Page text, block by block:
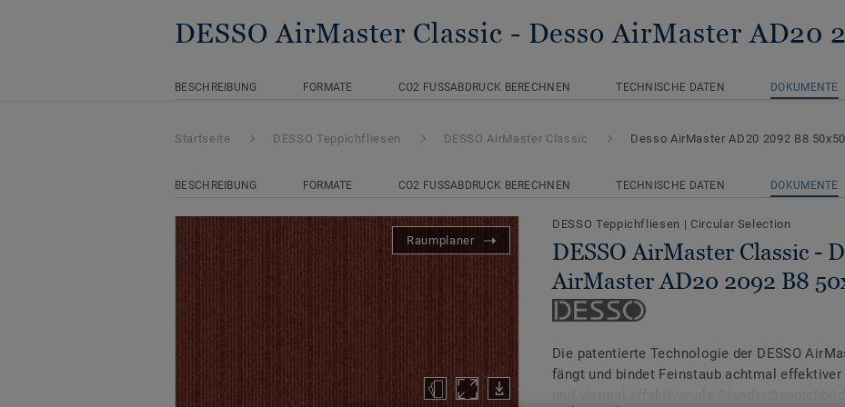
DESSO AirMaster Classic - Desso AirMaster AD20
BESCHREIBUNG FORMATE CO2 FUSSABDRUCK BERECHNEN TECHNISCHE DATEN DOKUMENTE
Startseite DESSO Teppichfliesen DESSO AirMaster Classic Desso AirMaster AD20 2092 B8 50x50
BESCHREIBUNG FORMATE CO2 FUSSABDRUCK BERECHNEN TECHNISCHE DATEN DOKUMENTE
Raumplaner
DESSO Teppichfliesen | Circular Selection
DESSO AirMaster Classic -
AirMaster AD20 2092 B8
Die patentierte Technologie der DESSO
fängt und bindet Feinstaub achtmal